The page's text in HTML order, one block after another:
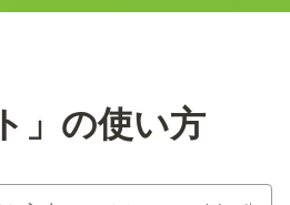
」の使い方